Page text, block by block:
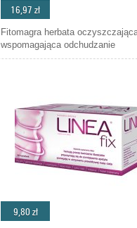
16,97 zł
Fitomagra herbata
wspomagająca odchudzanie
9,80 zł